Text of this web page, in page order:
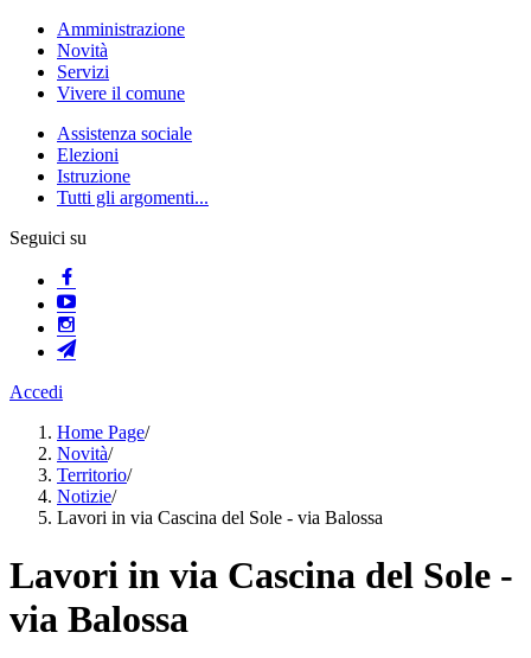
Amministrazione
Novità
Servizi
Vivere il comune
Assistenza sociale
Elezioni
Istruzione
Tutti gli argomenti...
Seguici su
Accedi
Home Page/
Novità/
Territorio/
Notizie/
Lavori in via Cascina del Sole - via Balossa
Lavori in via Cascina del Sole -
via Balossa